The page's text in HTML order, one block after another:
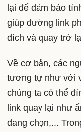
lại để đảm bảo
giúp đường link
đích và quay trở
Về cơ bản, các
tương tự như với
chúng ta có thể
link quay lại như
đang chọn,...